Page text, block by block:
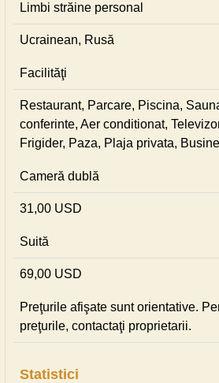
Limbi străine personal
Ucrainean, Rusă
Facilităţi
Restaurant, Parcare, Piscina,
conferinte, Aer conditionat,
Frigider, Paza, Plaja privata,
Cameră dublă
31,00 USD
Suită
69,00 USD
Preţurile afişate sunt orientative.
preţurile, contactaţi proprietarii.
Statistici